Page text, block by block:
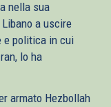
nella sua
a uscire
e politica in cui
lo ha
armato Hezbollah